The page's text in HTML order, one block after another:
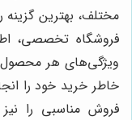
مختلف، بهترین گزینه
فروشگاه تخصصی،
ویژگی‌های هر محصول
خاطر خرید خود را
فروش مناسبی را